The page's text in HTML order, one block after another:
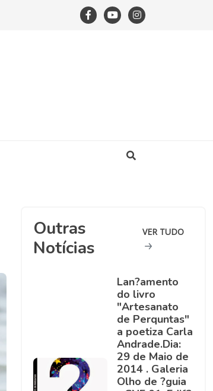
Outras
Notícias
VER TUDO
Lan?amento
do livro
"Artesanato
de Perquntas"
a poetiza Carla
Andrade.Dia:
29 de Maio de
2014 . Galeria
Olho de ?guia